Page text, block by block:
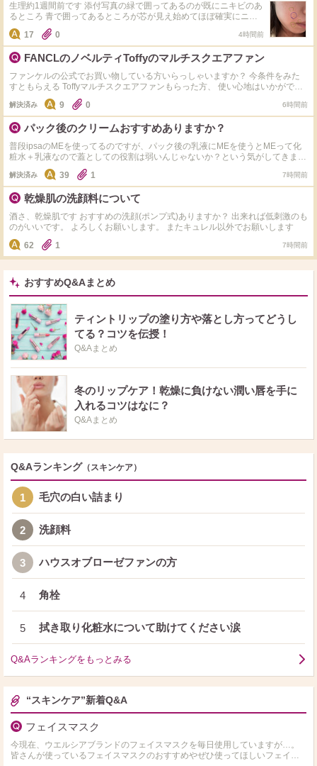
生理約1週間前です 添付写真の緑で囲ってあるのが既にニキビのあ
るところ 青で囲ってあるところが芯が見え始めてほぼ確実にニキ
ビになるだろうなというところです。 こういったニキビがだんだ
んと増えていって顔中ニキビだらけになるのですが みなさんなら
こういう時どんなケアをしますか？ 酵素洗顔はしないほうがいい
ですか？？ 皮膚科の薬は持っていて朝晩塗ってます。 スキンケア
はノンコメドジェニックです。 なるべく悪化させたり数を増やし
たくないのです。 スキンケアやインナーケアなど何でも構いませ
ん。 皆さんの知恵を貸してください。
17 0 4時間前
FANCLのノベルティToffyのマルチスクエアファン
ファンケルの公式でお買い物している方いらっしゃいますか？ 今条件をみた
すともらえる Toffyマルチスクエアファンもらった方、 使い心地はいかがです
使ってるけど、家のストックは余裕があり、年末になればまたキャンペーンや
るだろうから、その時に金額いくように今は買わずにいようかなとか考えちゃ
う。 いずれ使うものだし買おうかな、でもストック増えると邪魔だなとか…
解決済み 9 0 6時間前
パック後のクリームおすすめありますか？
普段ipsaのMEを使ってるのですが、パック後の乳液にMEを使うとMEって化
粧水＋乳液なので蓋としての役割は弱いんじゃないか？という気がしてきまし
た。 パック後の蓋のためのクリームを試してみようかと思うのですがおすす
めはありますか？ 自分は脂性寄りの混合肌です。
解決済み 39 1 7時間前
乾燥肌の洗顔料について
酒さ、乾燥肌です おすすめの洗顔(ポンプ式)ありますか？ 出来れば低刺激のも
のがいいです。 よろしくお願いします。 またキュレル以外でお願いします
62
1 7時間前
おすすめQ&Aまとめ
ティントリップの塗り方や落とし方ってどうし
てる？コツを伝授！
Q&Aまとめ
冬のリップケア！乾燥に負けない潤い唇を手に
入れるコツはなに？
Q&Aまとめ
Q&Aランキング （スキンケア）
1 毛穴の白い詰まり
2 洗顔料
3 ハウスオブローゼファンの方
4 角栓
5 拭き取り化粧水について助けてください涙
Q&Aランキングをもっとみる
“スキンケア”新着Q&A
フェイスマスク
今現在、ウエルシアブランドのフェイスマスクを毎日使用していますが…。
皆さんが使っているフェイスマスクのおすすめやぜひ使ってほしいフェイス